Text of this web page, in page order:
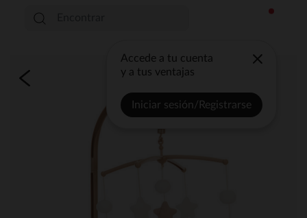
Accede a tu cuenta
y a tus ventajas
Iniciar sesión/Registrarse